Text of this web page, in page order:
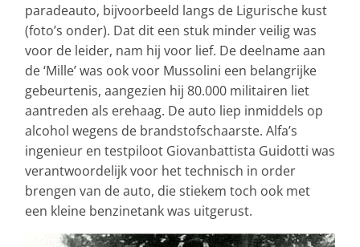
paradeauto, bijvoorbeeld langs de Ligurische kust
(foto’s onder). Dat dit een stuk minder veilig was
voor de leider, nam hij voor lief. De deelname aan
de ‘Mille’ was ook voor Mussolini een belangrijke
gebeurtenis, aangezien hij 80.000 militairen liet
aantreden als erehaag. De auto liep inmiddels op
alcohol wegens de brandstofschaarste. Alfa’s
ingenieur en testpiloot Giovanbattista Guidotti was
verantwoordelijk voor het technisch in order
brengen van de auto, die stiekem toch ook met
een kleine benzinetank was uitgerust.